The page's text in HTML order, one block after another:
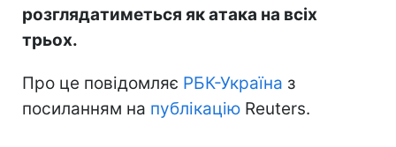
розглядатиметься як атака на всіх
трьох.
Про це повідомляє РБК-Україна з
посиланням на публікацію Reuters.